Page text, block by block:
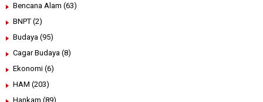
Bencana Alam (63)
BNPT (2)
Budaya (95)
Cagar Budaya (8)
Ekonomi (6)
HAM (203)
Hankam (89)